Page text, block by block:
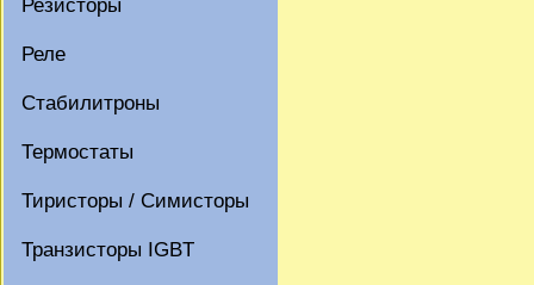
Резисторы
Реле
Стабилитроны
Термостаты
Тиристоры / Симисторы
Транзисторы IGBT